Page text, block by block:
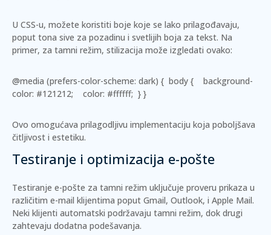
U CSS-u, možete koristiti boje koje se lako prilagođavaju,
poput tona sive za pozadinu i svetlijih boja za tekst. Na
primer, za tamni režim, stilizacija može izgledati ovako:
@media (prefers-color-scheme: dark) { body { background-
color: #121212; color: #ffffff; } }
Ovo omogućava prilagodljivu implementaciju koja poboljšava
čitljivost i estetiku.
Testiranje i optimizacija e-pošte
Testiranje e-pošte za tamni režim uključuje proveru prikaza u
različitim e-mail klijentima poput Gmail, Outlook, i Apple Mail.
Neki klijenti automatski podržavaju tamni režim, dok drugi
zahtevaju dodatna podešavanja.